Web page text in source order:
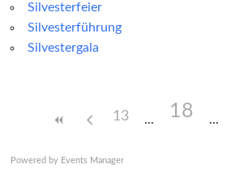
Silvesterfeier
Silvesterführung
Silvestergala
13 18
Powered by Events Manager